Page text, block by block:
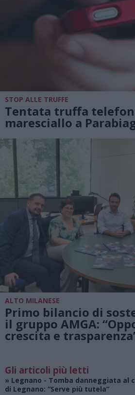
STOP ALLE TRUFFE
Tentata truffa
maresciallo a
ALTO MILANESE
Primo bilancio di
il gruppo AMGA:
crescita e
Gli articoli più letti
» Legnano - Tomba danneggiata al
di Legnano: “Serve più tutela”